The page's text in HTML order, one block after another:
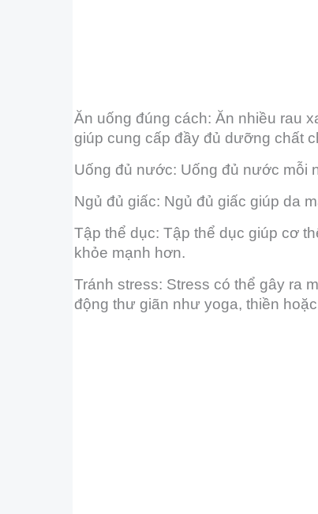
Ăn uống đúng cách: Ăn nhiều rau
giúp cung cấp đầy đủ dưỡng chất
Uống đủ nước: Uống đủ nước mỗi
Ngủ đủ giấc: Ngủ đủ giấc giúp da
Tập thể dục: Tập thể dục giúp cơ
khỏe mạnh hơn.
Tránh stress: Stress có thể gây ra
động thư giãn như